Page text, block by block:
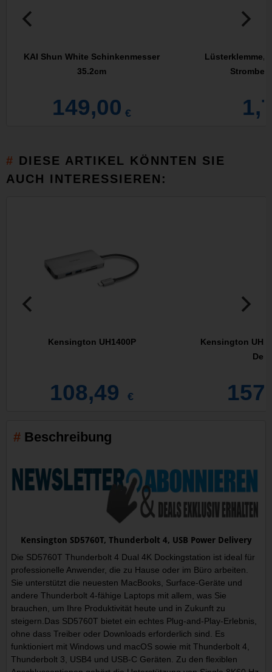
KAI Shun White Schinkenmesser
35.2cm
149,00 €
Lüsterklemme,
DIESE ARTIKEL KÖNNTEN SIE
AUCH INTERESSIEREN:
Kensington UH1400P
108,49 €
Kensington
Beschreibung
Kensington SD5760T, Thunderbolt 4, USB Power Delivery
Die SD5760T Thunderbolt 4 Dual 4K Dockingstation ist ideal für
professionelle Anwender, die zu Hause oder im Büro arbeiten.
Sie unterstützt die neuesten MacBooks, Surface-Geräte und
andere Thunderbolt 4-fähige Laptops mit allem, was Sie
brauchen, um Ihre Produktivität heute und in Zukunft zu
steigern.Das SD5760T bietet ein echtes Plug-and-Play-Erlebnis,
ohne dass Treiber oder Downloads erforderlich sind. Es
funktioniert mit Windows und macOS sowie mit Thunderbolt 4,
Thunderbolt 3, USB4 und USB-C Geräten. Zu den flexiblen